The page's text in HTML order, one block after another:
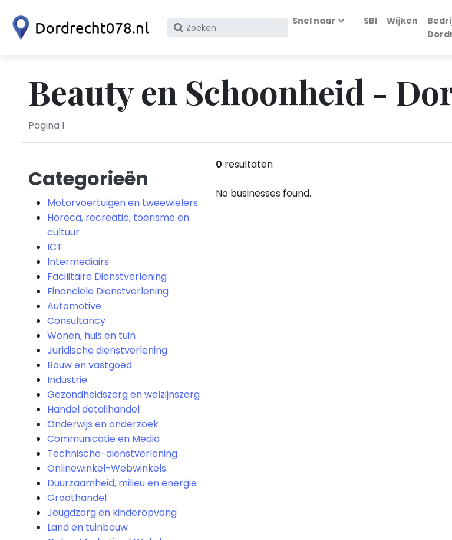
Zoek
KvK
nummer
Snel naar SBI Wijken
Beauty en Schoonheid -
Pagina 1
Categorieën
Motorvoertuigen en tweewielers
Horeca, recreatie, toerisme en
cultuur
ICT
Intermediairs
Facilitaire Dienstverlening
Financiele Dienstverlening
Automotive
Consultancy
Wonen, huis en tuin
Juridische dienstverlening
Bouw en vastgoed
Industrie
Gezondheidszorg en welzijnszorg
Handel detailhandel
Onderwijs en onderzoek
Communicatie en Media
Technische-dienstverlening
Onlinewinkel-Webwinkels
Duurzaamheid, milieu en energie
Groothandel
Jeugdzorg en kinderopvang
Land en tuinbouw
0 resultaten
No businesses found.